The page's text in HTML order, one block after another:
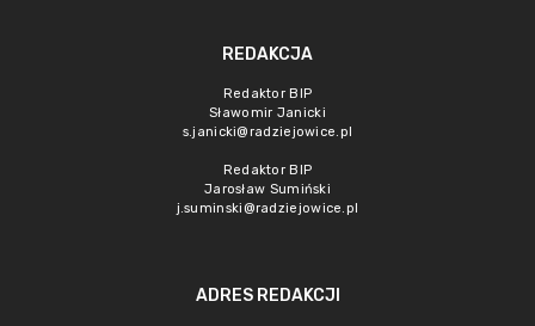
REDAKCJA
Redaktor BIP
Sławomir Janicki
s.janicki@radziejowice.pl
Redaktor BIP
Jarosław Sumiński
j.suminski@radziejowice.pl
ADRES REDAKCJI